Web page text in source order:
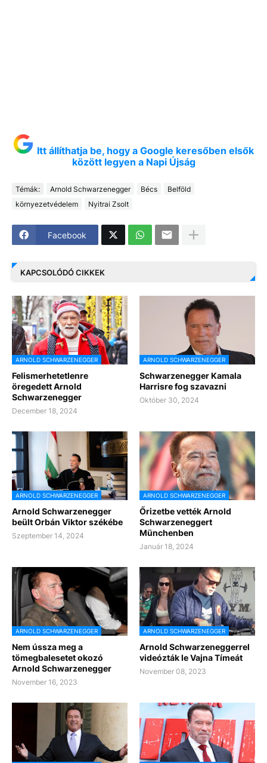
Itt állíthatja be, hogy a Google keresőben elsők
között legyen a Napi Újság
Témák: Arnold Schwarzenegger Bécs
Belföld
környezetvédelem
Nyitrai Zsolt
Facebook
KAPCSOLÓDÓ CIKKEK
ARNOLD SCHWARZENEGGER
Felismerhetetlenre
öregedett Arnold
Schwarzenegger
December 18, 2024
ARNOLD SCHWARZENEGGER
Schwarzenegger Kamala
Harrisre fog szavazni
Október 30, 2024
ARNOLD SCHWARZENEGGER
Arnold Schwarzenegger
beült Orbán Viktor székébe
Szeptember 14, 2024
ARNOLD SCHWARZENEGGER
Őrizetbe vették Arnold
Schwarzeneggert
Münchenben
Január 18, 2024
ARNOLD SCHWARZENEGGER
Nem ússza meg a
tömegbalesetet okozó
Arnold Schwarzenegger
November 16, 2023
ARNOLD SCHWARZENEGGER
Arnold Schwarzeneggerrel
videózták le Vajna Tímeát
November 08, 2023